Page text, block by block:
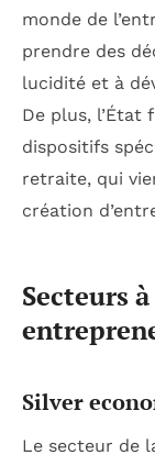
monde de
prendre des
lucidité et à
De plus, l’État
dispositifs
retraite, qui
création
Secteurs
Silver
Le secteur de